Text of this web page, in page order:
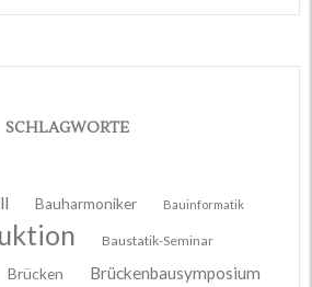
SCHLAGWORTE
Bauharmoniker Bauinformatik
Baustatik-Seminar
Brücken Brückenbausymposium